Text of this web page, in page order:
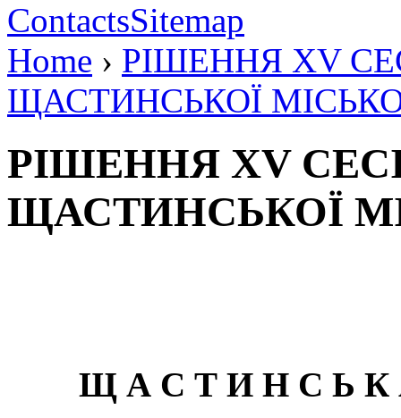
ContactsSitemap
Home › РІШЕННЯ XV
ЩАСТИНСЬКОЇ
РІШЕННЯ XV
ЩАСТИНСЬКОЇ
Щ А С Т И Н С Ь